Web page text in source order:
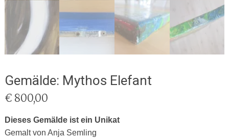
Gemälde: Mythos Elefant
€800,00
Dieses Gemälde ist ein Unikat
Gemalt von Anja Semling